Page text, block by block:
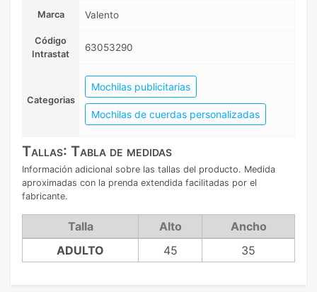
Marca Valento
Código
Intrastat
63053290
Categorias
Mochilas publicitarias
Mochilas de cuerdas personalizadas
Tallas: Tabla de medidas
Información adicional sobre las tallas del producto. Medida
aproximadas con la prenda extendida facilitadas por el
fabricante.
Talla Alto
Ancho
ADULTO
45 35